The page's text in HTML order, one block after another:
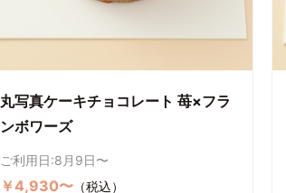
丸写真ケーキチョコレート 苺×フラ
ンボワーズ
ご利用日:8月9日〜
￥4,930〜 （税込）